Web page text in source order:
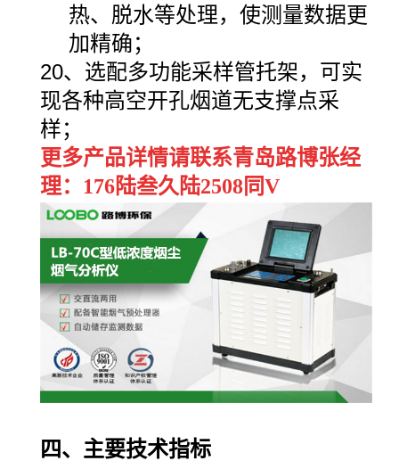
热、脱水等处理，使测量数据更
加精确；
20、选配多功能采样管托架，可实
现各种高空开孔烟道无支撑点采
样；
更多产品详情请联系青岛路博张经
理：176陆叁久陆2508同V
四、主要技术指标